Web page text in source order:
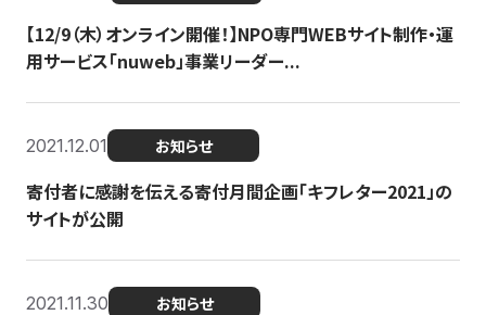
【12/9（木）オンライン開催！】NPO専門WEBサイト制作・運
用サービス「nuweb」事業リーダー...
2021.12.01 お知らせ
寄付者に感謝を伝える寄付月間企画「キフレター2021」の
サイトが公開
2021.11.30 お知らせ